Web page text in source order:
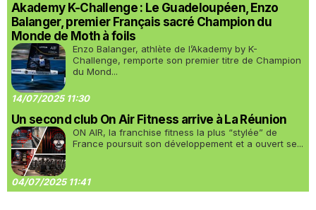
Akademy K-Challenge : Le Guadeloupéen, Enzo
Balanger, premier Français sacré Champion du
Monde de Moth à foils
Enzo Balanger, athlète de l’Akademy by K-
Challenge, remporte son premier titre de Champion
du Mond...
14/07/2025 11:30
Un second club On Air Fitness arrive à La Réunion
ON AIR, la franchise fitness la plus “stylée” de
France poursuit son développement et a ouvert se...
04/07/2025 11:41